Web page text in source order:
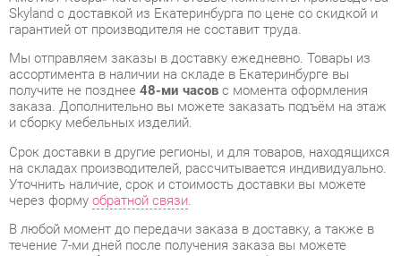
получите не позднее48-ми часовс момента оформления
заказа. Дополнительно вы можете заказать подъём на этаж
и сборку мебельных изделий.
Срок доставки в другие регионы, и для товаров, находящихся
на складах производителей, рассчитывается индивидуально.
Уточнить наличие, срок и стоимость доставки вы можете
через формуобратной связи.
течение 7-ми дней после получения заказа вы можете
изменить выборили принять решение об отказе от покупки.
Несмотря на качественную упаковку, готовые комплекты
могут быть повреждены при транспортировке. Если Вы
заметили дефект при приёме - мы заменим поврежденную
деталь.Повторная доставкатовара -бесплатна.